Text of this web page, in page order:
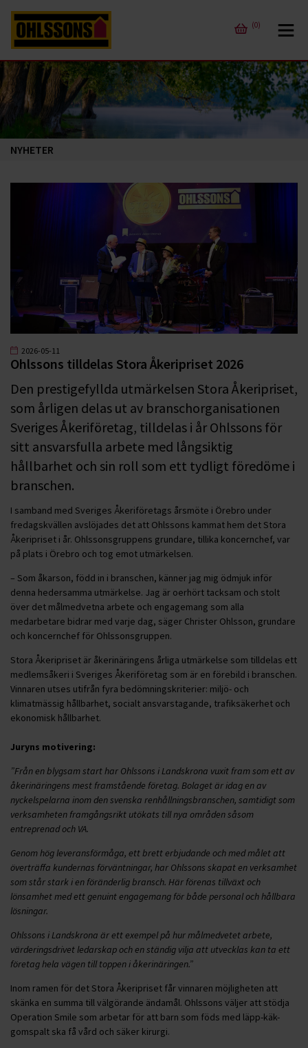
(0)
NYHETER
2026-05-11
Ohlssons tilldelas Stora Åkeripriset 2026
Den prestigefyllda utmärkelsen Stora Åkeripriset,
som årligen delas ut av branschorganisationen
Sveriges Åkeriföretag, tilldelas i år Ohlssons för
sitt ansvarsfulla arbete med långsiktig
hållbarhet och sin roll som ett tydligt föredöme i
branschen.
I samband med Sveriges Åkeriföretags årsmöte i Örebro under
fredagskvällen avslöjades det att Ohlssons kammat hem det Stora
Åkeripriset i år. Ohlssonsgruppens grundare, tillika koncernchef, var
på plats i Örebro och tog emot utmärkelsen.
– Som åkarson, född in i branschen, känner jag mig ödmjuk inför
denna hedersamma utmärkelse. Jag är oerhört tacksam och stolt
över det målmedvetna arbete och engagemang som alla
medarbetare bidrar med varje dag, säger Christer Ohlsson, grundare
och koncernchef för Ohlssonsgruppen.
Stora Åkeripriset är åkerinäringens årliga utmärkelse som tilldelas ett
medlemsåkeri i Sveriges Åkeriföretag som är en förebild i branschen.
Vinnaren utses utifrån fyra bedömningskriterier: miljö- och
klimatmässig hållbarhet, socialt ansvarstagande, trafiksäkerhet och
ekonomisk hållbarhet.
Juryns motivering:
”Från en blygsam start har Ohlssons i Landskrona vuxit fram som ett av
åkerinäringens mest framstående företag. Bolaget är idag en av
nyckelspelarna inom den svenska renhållningsbranschen, samtidigt som
verksamheten framgångsrikt utökats till nya områden såsom
entreprenad och VA.
Genom hög leveransförmåga, ett brett erbjudande och med målet att
överträffa kundernas förväntningar, har Ohlssons skapat en verksamhet
som står stark i en föränderlig bransch. Här förenas tillväxt och
lönsamhet med ett genuint engagemang för både personal och hållbara
lösningar.
Ohlssons i Landskrona är ett exempel på hur målmedvetet arbete,
värderingsdrivet ledarskap och en ständig vilja att utvecklas kan ta ett
företag hela vägen till toppen i åkerinäringen.”
Inom ramen för det Stora Åkeripriset får vinnaren möjligheten att
skänka en summa till välgörande ändamål. Ohlssons väljer att stödja
Operation Smile som arbetar för att barn som föds med läpp-käk-
gomspalt ska få vård och säker kirurgi.